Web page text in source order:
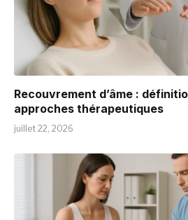
Recouvrement d’âme :
approches thérapeutiques
juillet 22, 2026